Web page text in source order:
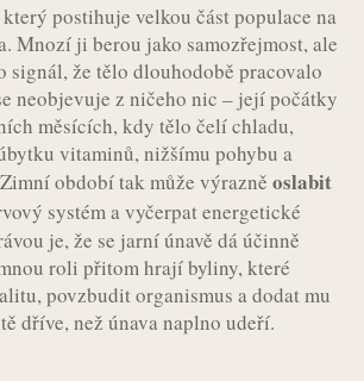
postihuje velkou část populace na
Mnozí ji berou jako samozřejmost, ale
signál, že tělo dlouhodobě pracovalo
neobjevuje z ničeho nic – její počátky
měsících, kdy tělo čelí chladu,
vitaminů, nižšímu pohybu a
období tak může výrazně oslabit
systém a vyčerpat energetické
je, že se jarní únavě dá účinně
roli přitom hrají byliny, které
povzbudit organismus a dodat mu
dříve, než únava naplno udeří.